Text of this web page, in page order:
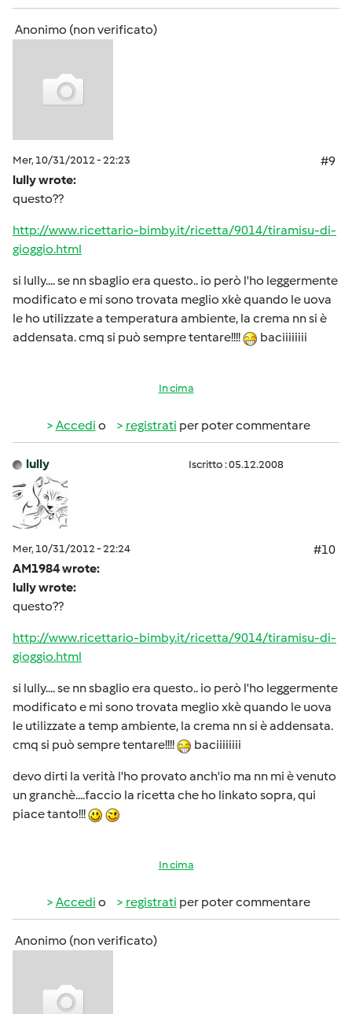
Anonimo (non verificato)
Mer, 10/31/2012 - 22:23
#9
lully wrote:
questo??
http://www.ricettario-bimby.it/ricetta/9014/tiramisu-di-
gioggio.html
si lully.... se nn sbaglio era questo.. io però l'ho leggermente
modificato e mi sono trovata meglio xkè quando le uova
le ho utilizzate a temperatura ambiente, la crema nn si è
addensata. cmq si può sempre tentare!!!!
baciiiiiiii
In cima
Accedi o registrati per poter commentare
lully Iscritto : 05.12.2008
Mer, 10/31/2012 - 22:24
#10
AM1984 wrote:
lully wrote:
questo??
http://www.ricettario-bimby.it/ricetta/9014/tiramisu-di-
gioggio.html
si lully.... se nn sbaglio era questo.. io però l'ho leggermente
modificato e mi sono trovata meglio xkè quando le uova
le utilizzate a temp ambiente, la crema nn si è addensata.
cmq si può sempre tentare!!!!
baciiiiiiii
devo dirti la verità l'ho provato anch'io ma nn mi è venuto
un granchè....faccio la ricetta che ho linkato sopra, qui
piace tanto!!!
In cima
Accedi o registrati per poter commentare
Anonimo (non verificato)